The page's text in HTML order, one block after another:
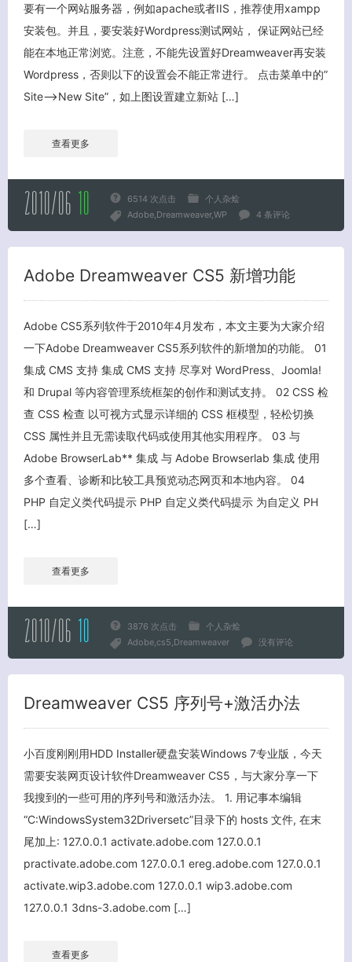
要有一个网站服务器，例如apache或者IIS，推荐使用xampp
安装包。并且，要安装好Wordpress测试网站， 保证网站已经
能在本地正常浏览。注意，不能先设置好Dreamweaver再安装
Wordpress，否则以下的设置会不能正常进行。 点击菜单中的”
Site–>New Site”，如上图设置建立新站 […]
查看更多
2010/06 10 6514 次点击
个人杂烩
Adobe Dreamweaver WP 4 条评论
Adobe Dreamweaver CS5 新增功能
Adobe CS5系列软件于2010年4月发布，本文主要为大家介绍
一下Adobe Dreamweaver CS5系列软件的新增加的功能。 01
集成 CMS 支持 集成 CMS 支持 尽享对 WordPress、Joomla!
和 Drupal 等内容管理系统框架的创作和测试支持。 02 CSS 检
查 CSS 检查 以可视方式显示详细的 CSS 框模型，轻松切换
CSS 属性并且无需读取代码或使用其他实用程序。 03 与
Adobe BrowserLab** 集成 与 Adobe Browserlab 集成 使用
多个查看、诊断和比较工具预览动态网页和本地内容。 04
PHP 自定义类代码提示 PHP 自定义类代码提示 为自定义 PH
[…]
查看更多
2010/06 10 3876 次点击
个人杂烩
Adobe cs5 Dreamweaver 没有评论
Dreamweaver CS5 序列号+激活办法
小百度刚刚用HDD Installer硬盘安装Windows 7专业版，今天
需要安装网页设计软件Dreamweaver CS5，与大家分享一下
我搜到的一些可用的序列号和激活办法。 1. 用记事本编辑
“C:WindowsSystem32Driversetc”目录下的 hosts 文件, 在末
尾加上: 127.0.0.1 activate.adobe.com 127.0.0.1
practivate.adobe.com 127.0.0.1 ereg.adobe.com 127.0.0.1
activate.wip3.adobe.com 127.0.0.1 wip3.adobe.com
127.0.0.1 3dns-3.adobe.com […]
查看更多
客服小美